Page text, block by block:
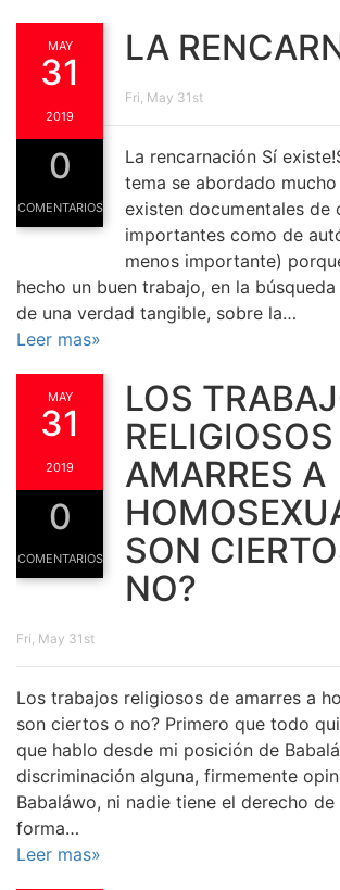
MAY
31
2019
0
COMENTARIOS
LA
Fri, May 31st
La rencarnación Sí
tema se abordado
existen documentales de
importantes como de
menos importante)
hecho un buen trabajo, en la
de una verdad tangible, sobre la…
Leer mas»
MAY
31
2019
0
COMENTARIOS
LOS
AMARRES A
SON
NO?
Fri, May 31st
Los trabajos religiosos de amarres a
son ciertos o no? Primero que todo
que hablo desde mi posición de
discriminación alguna, firmemente
Babaláwo, ni nadie tiene el derecho de
forma…
Leer mas»